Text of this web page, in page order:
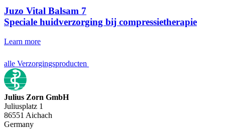
Juzo Vital Balsam 7
Speciale huidverzorging bij compressietherapie
Learn more
alle Verzorgingsproducten
Julius Zorn GmbH
Juliusplatz 1
86551 Aichach
Germany